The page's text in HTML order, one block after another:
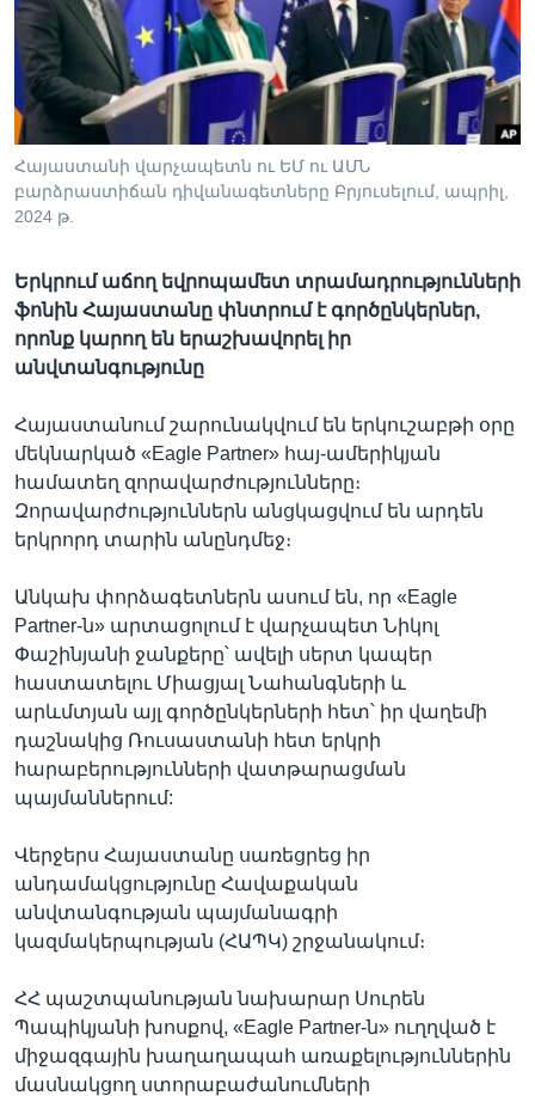
Լեզուներ
Հայաստանի վարչապետն ու ԵՄ ու ԱՄՆ
բարձրաստիճան դիվանագետները Բրյուսելում, ապրիլ,
2024 թ.
Երկրում աճող եվրոպամետ տրամադրությունների
ֆոնին Հայաստանը փնտրում է գործընկերներ,
որոնք կարող են երաշխավորել իր
անվտանգությունը
Հայաստանում շարունակվում են երկուշաբթի օրը
մեկնարկած «Eagle Partner» հայ-ամերիկյան
համատեղ զորավարժությունները։
Զորավարժություններն անցկացվում են արդեն
երկրորդ տարին անընդմեջ։
Անկախ փորձագետներն ասում են, որ «Eagle
Partner-ն» արտացոլում է վարչապետ Նիկոլ
Փաշինյանի ջանքերը՝ ավելի սերտ կապեր
հաստատելու Միացյալ Նահանգների և
արևմտյան այլ գործընկերների հետ՝ իր վաղեմի
դաշնակից Ռուսաստանի հետ երկրի
հարաբերությունների վատթարացման
պայմաններում:
Վերջերս Հայաստանը սառեցրեց իր
անդամակցությունը Հավաքական
անվտանգության պայմանագրի
կազմակերպության (ՀԱՊԿ) շրջանակում։
ՀՀ պաշտպանության նախարար Սուրեն
Պապիկյանի խոսքով, «Eagle Partner-ն» ուղղված է
միջազգային խաղաղապահ առաքելություններին
մասնակցող ստորաբաժանումների